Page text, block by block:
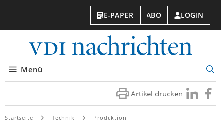
E-PAPER ABO LOGIN
Menü
Artikel drucken Besuchen
Sie
Sie
Startseite Technik Produktion